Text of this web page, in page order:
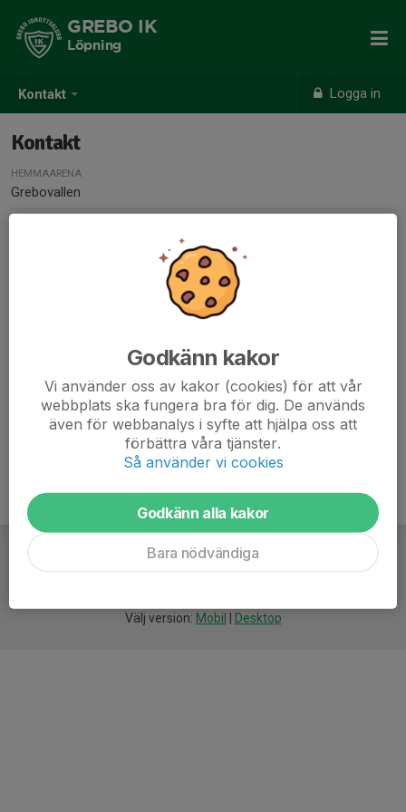
Kontakt Logga in
GREBO IK
Löpning
Kontakt
HEMMAARENA
Grebovallen
073-683 87 03
Välj version: Mobil Desktop
Godkänn kakor
Vi använder oss av kakor (cookies) för att vår
webbplats ska fungera bra för dig. De används
även för webbanalys i syfte att hjälpa oss att
förbättra våra tjänster.
Så använder vi cookies
Godkänn alla kakor
Bara nödvändiga